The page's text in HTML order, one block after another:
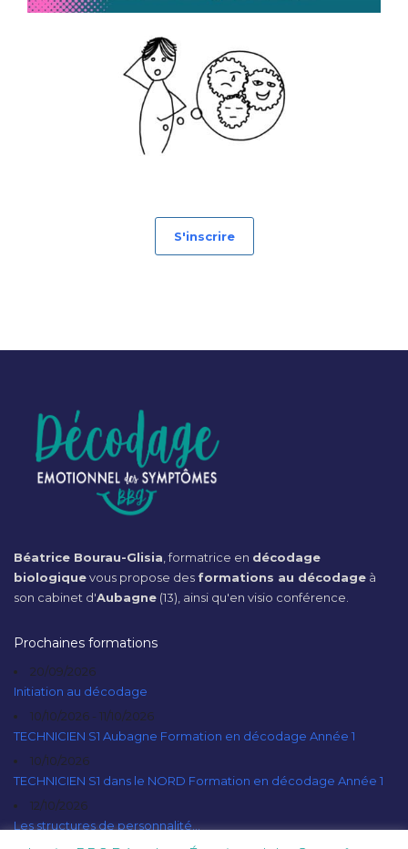
S'inscrire
Béatrice Bourau-Glisia , formatrice en décodage
biologiquevous propose des formations au décodage à
son cabinet d'Aubagne (13), ainsi qu'en visio conférence.
Prochaines formations
20/09/2026
Initiation au décodage
10/10/2026 - 11/10/2026
TECHNICIEN S1 Aubagne Formation en décodage Année 1
10/10/2026
TECHNICIEN S1 dans le NORD Formation en décodage Année 1
12/10/2026
Les structures de personnalité...